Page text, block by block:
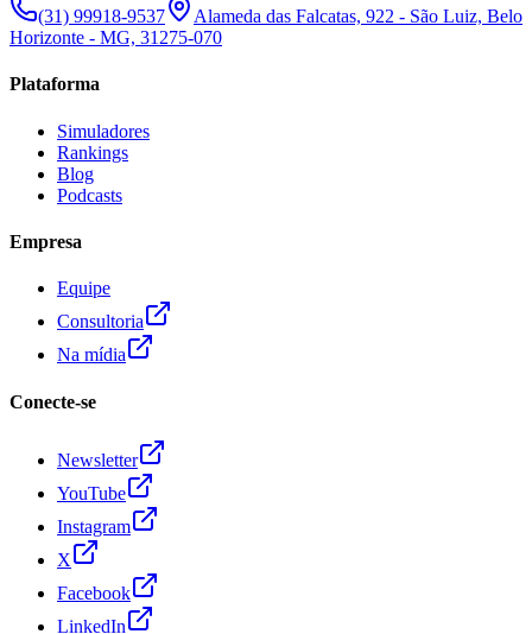
(31) 99918-9537
Alameda das Falcatas, 922 - São Luiz, Belo
Horizonte - MG, 31275-070
Plataforma
Simuladores
Rankings
Blog
Podcasts
Empresa
Equipe
Consultoria
Na mídia
Conecte-se
Newsletter
YouTube
Instagram
X
Facebook
LinkedIn